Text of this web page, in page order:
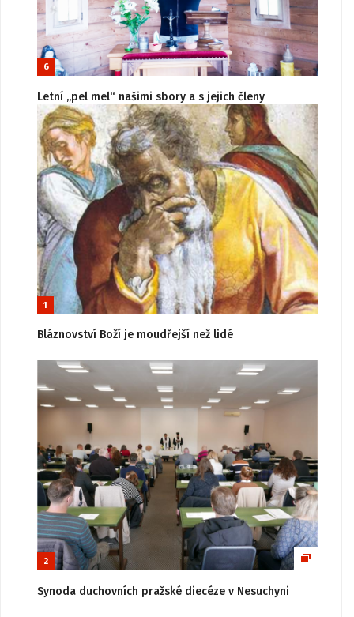
6
Letní „pel mel“ našimi sbory a s jejich členy
1
Bláznovství Boží je moudřejší než lidé
2
Synoda duchovních pražské diecéze v Nesuchyni